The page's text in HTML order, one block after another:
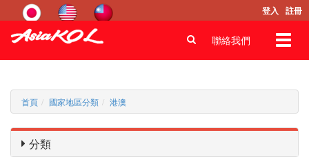
登入 註冊
聯絡我們
首頁 國家地區分類 港澳
分類